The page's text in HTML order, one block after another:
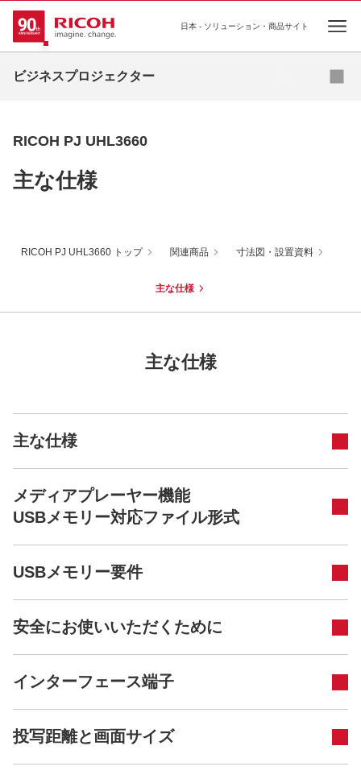
日本 - ソリューション・商品サイト
ビジネスプロジェクター
ベーシックモデル
RICOH PJ UHL3660
主な仕様
RICOH PJ UHL3660 トップ 関連商品 寸法図・設置資料
主な仕様
主な仕様
主な仕様
メディアプレーヤー機能
USBメモリー対応ファイル形式
USBメモリー要件
安全にお使いいただくために
インターフェース端子
投写距離と画面サイズ